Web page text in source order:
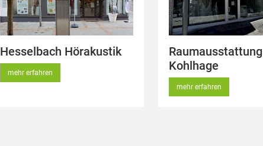
Hesselbach Hörakustik
mehr erfahren
Raumausstattung
Kohlhage
mehr erfahren